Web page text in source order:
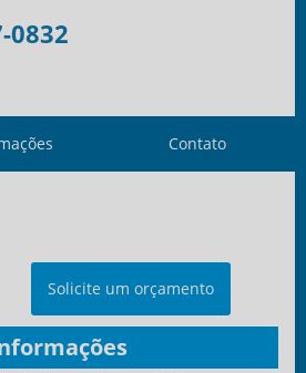
0832
Contato
Solicite um orçamento